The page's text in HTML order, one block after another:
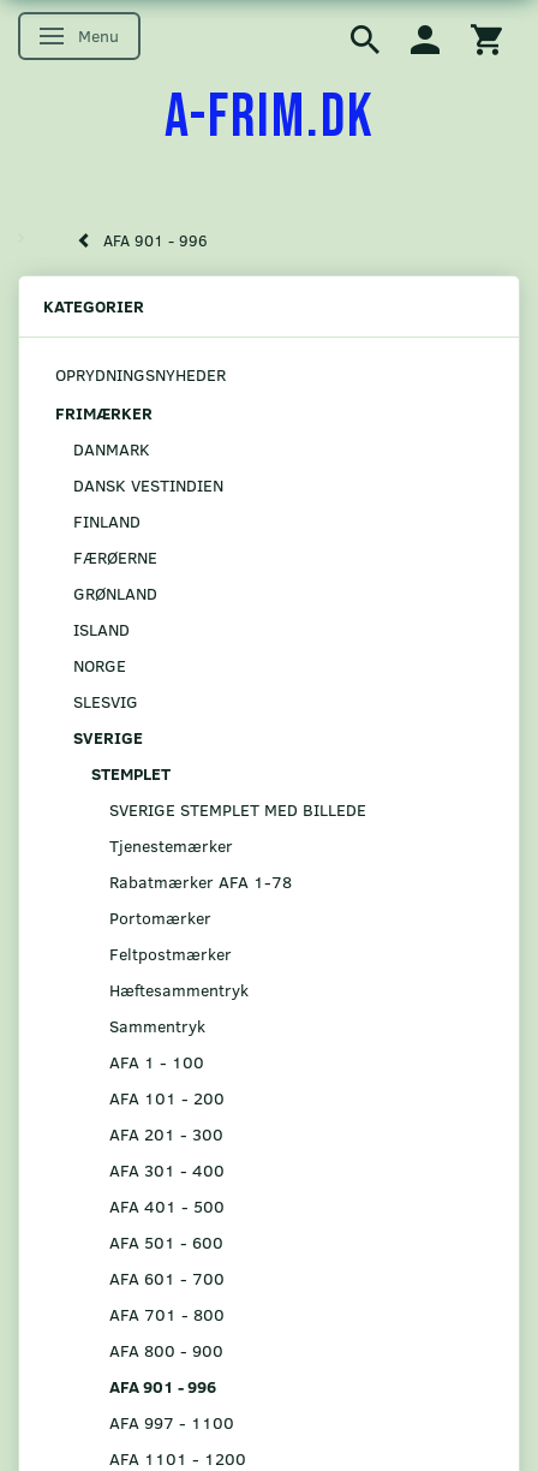
Skifte navigation
Menu
A-FRIM.DK
AFA 901 - 996
KATEGORIER
OPRYDNINGSNYHEDER
FRIMÆRKER
DANMARK
DANSK VESTINDIEN
FINLAND
FÆRØERNE
GRØNLAND
ISLAND
NORGE
SLESVIG
SVERIGE
STEMPLET
SVERIGE STEMPLET MED BILLEDE
Tjenestemærker
Rabatmærker AFA 1-78
Portomærker
Feltpostmærker
Hæftesammentryk
Sammentryk
AFA 1 - 100
AFA 101 - 200
AFA 201 - 300
AFA 301 - 400
AFA 401 - 500
AFA 501 - 600
AFA 601 - 700
AFA 701 - 800
AFA 800 - 900
AFA 901 - 996
AFA 997 - 1100
AFA 1101 - 1200